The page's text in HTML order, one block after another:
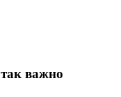
важно